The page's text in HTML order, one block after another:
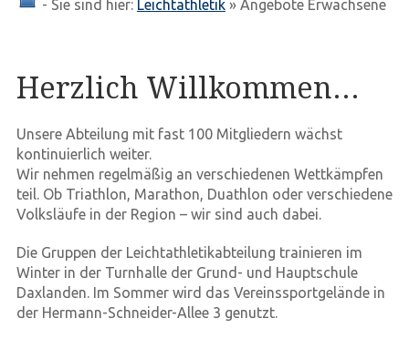
- Sie sind hier: Leichtathletik» Angebote Erwachsene
Herzlich Willkommen...
Unsere Abteilung mit fast 100 Mitgliedern wächst
kontinuierlich weiter.
Wir nehmen regelmäßig an verschiedenen Wettkämpfen
teil. Ob Triathlon, Marathon, Duathlon oder verschiedene
Volksläufe in der Region – wir sind auch dabei.
Die Gruppen der Leichtathletikabteilung trainieren im
Winter in der Turnhalle der Grund- und Hauptschule
Daxlanden. Im Sommer wird das Vereinssportgelände in
der Hermann-Schneider-Allee 3 genutzt.